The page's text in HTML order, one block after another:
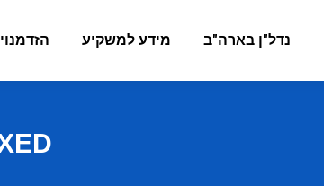
נדל"ן בארה"ב מידע למשקיע